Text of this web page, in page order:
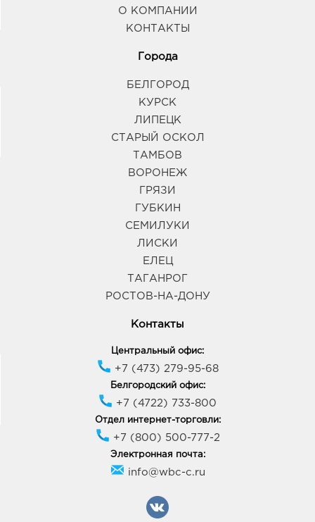
О КОМПАНИИ
КОНТАКТЫ
Города
БЕЛГОРОД
КУРСК
ЛИПЕЦК
СТАРЫЙ ОСКОЛ
ТАМБОВ
ВОРОНЕЖ
ГРЯЗИ
ГУБКИН
СЕМИЛУКИ
ЛИСКИ
ЕЛЕЦ
ТАГАНРОГ
РОСТОВ-НА-ДОНУ
Контакты
Центральный офис:
+7 (473) 279-95-68
Белгородский офис:
+7 (4722) 733-800
Отдел интернет-торговли:
+7 (800) 500-777-2
Электронная почта:
info@wbc-c.ru